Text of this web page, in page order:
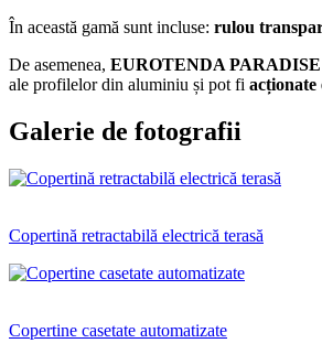
În această gamă sunt incluse: rulou
De asemenea, EUROTENDA PARADISE
ale profilelor din aluminiu și pot fi acționate
Galerie de fotografii
Copertină retractabilă electrică terasă
Copertine casetate automatizate